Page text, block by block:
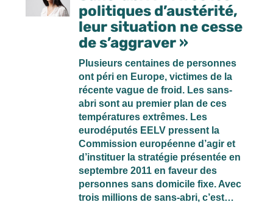
politiques d’austérité,
leur situation ne cesse
de s’aggraver »
Plusieurs centaines de personnes
ont péri en Europe, victimes de la
récente vague de froid. Les sans-
abri sont au premier plan de ces
températures extrêmes. Les
eurodéputés EELV pressent la
Commission européenne d’agir et
d’instituer la stratégie présentée en
septembre 2011 en faveur des
personnes sans domicile fixe. Avec
trois millions de sans-abri, c’est…